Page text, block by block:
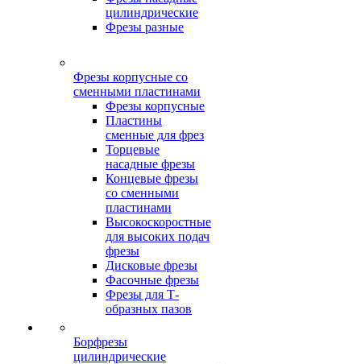
цилиндрические
Фрезы разные
Фрезы корпусные со
сменными пластинами
Фрезы корпусные
Пластины
сменные для фрез
Торцевые
насадные фрезы
Концевые фрезы
со сменными
пластинами
Высокоскоростные
для высоких подач
фрезы
Дисковые фрезы
Фасочные фрезы
Фрезы для Т-
образных пазов
Борфрезы
цилиндрические